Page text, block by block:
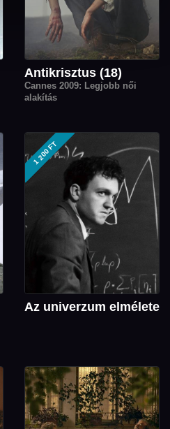
Antikrisztus (18)
Cannes 2009: Legjobb női
alakítás
1 200 FT
Az univerzum elmélete